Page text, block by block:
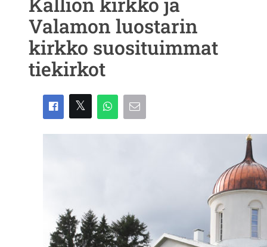
Valamon luostarin
kirkko suosituimmat
tiekirkot